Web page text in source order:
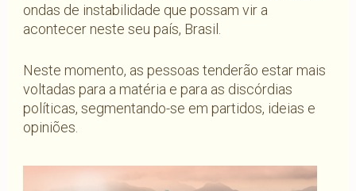
ondas de instabilidade que possam vir a
acontecer neste seu país, Brasil.
Neste momento, as pessoas tenderão estar mais
voltadas para a matéria e para as discórdias
políticas, segmentando-se em partidos, ideias e
opiniões.